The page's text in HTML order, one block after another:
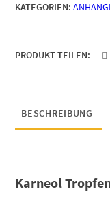
KATEGORIEN:
PRODUKT TEILEN:
BESCHREIBUNG
Karneol